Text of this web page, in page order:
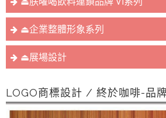
⏏︎企業整體形象系列
⏏︎展場設計
LOGO商標設計 / 終於咖啡-品